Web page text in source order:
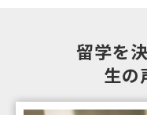
留学を
生の